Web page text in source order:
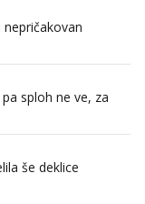
sploh ne ve, za
še deklice